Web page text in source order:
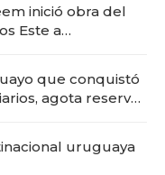
inició obra del
Este a
que conquistó
agota reservas
uruguaya